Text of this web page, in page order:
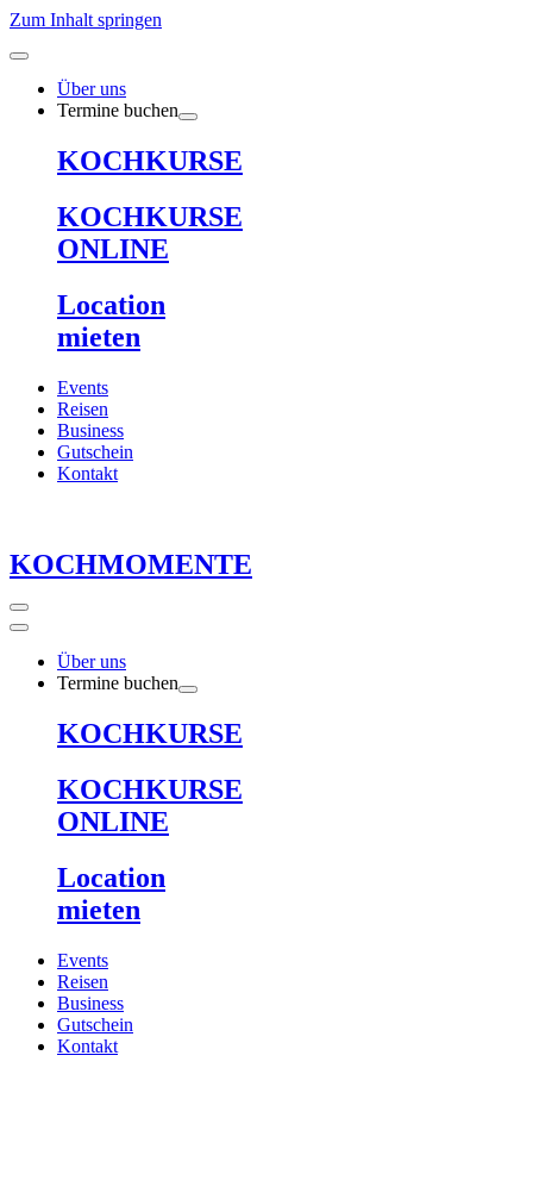
Zum Inhalt springen
Über uns
Termine buchen
KOCHKURSE
KOCHKURSE
ONLINE
Location
mieten
Events
Reisen
Business
Gutschein
Kontakt
KOCHMOMENTE
Über uns
Termine buchen
KOCHKURSE
KOCHKURSE
ONLINE
Location
mieten
Events
Reisen
Business
Gutschein
Kontakt